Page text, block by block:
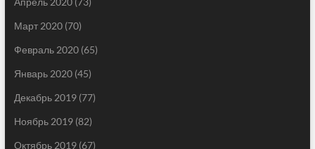
Март 2020(70)
Февраль 2020(65)
Январь 2020(45)
Декабрь 2019(77)
Ноябрь 2019(82)
Октябрь 2019(67)